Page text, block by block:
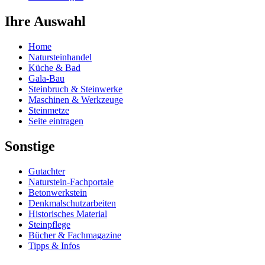
Ihre Auswahl
Home
Natursteinhandel
Küche & Bad
Gala-Bau
Steinbruch & Steinwerke
Maschinen & Werkzeuge
Steinmetze
Seite eintragen
Sonstige
Gutachter
Naturstein-Fachportale
Betonwerkstein
Denkmalschutzarbeiten
Historisches Material
Steinpflege
Bücher & Fachmagazine
Tipps & Infos